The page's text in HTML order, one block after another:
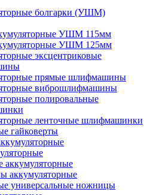
болгарки (УШМ)
УШМ 115мм
УШМ 125мм
эксцентриковые
прямые шлифмашины
виброшлифмашины
полировальные
ленточные шлифмашинки
гайковерты
аккумуляторные
универсальные ножницы